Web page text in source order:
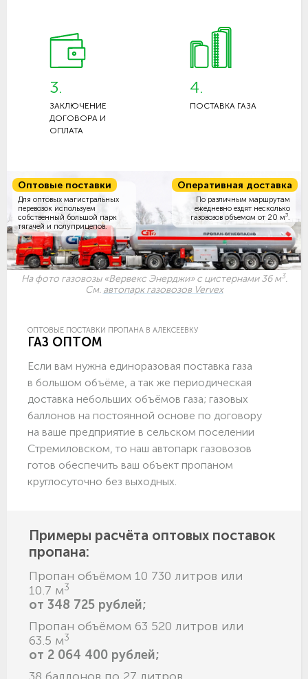
3.
ЗАКЛЮЧЕНИЕ
ДОГОВОРА И
ОПЛАТА
4.
ПОСТАВКА ГАЗА
Оптовые поставки
Для оптовых магистральных
перевозок используем
собственный большой парк
тягачей и полуприцепов.
Оперативная доставка
По различным маршрутам
ежедневно ездят несколько
газовозов объемом от 20 м3
На фото газовозы «Вервекс Энерджи» с цистернами 36 м3.
См. автопарк газовозов Vervex
ОПТОВЫЕ ПОСТАВКИ ПРОПАНА В АЛЕКСЕЕВКУ
ГАЗ ОПТОМ
Если вам нужна единоразовая поставка газа
в большом объёме, а так же периодическая
доставка небольших объёмов газа; газовых
баллонов на постоянной основе по договору
на ваше предприятие в сельском поселении
Стремиловском, то наш автопарк газовозов
готов обеспечить ваш объект пропаном
круглосуточно без выходных.
Примеры расчёта оптовых поставок
пропана:
Пропан объёмом 10 730 литров или
10.7 м3
от 348 725 рублей;
Пропан объёмом 63 520 литров или
63.5 м3
от 2 064 400 рублей;